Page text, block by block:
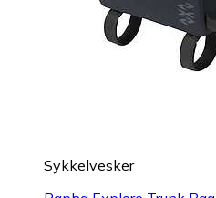
Sykkelvesker